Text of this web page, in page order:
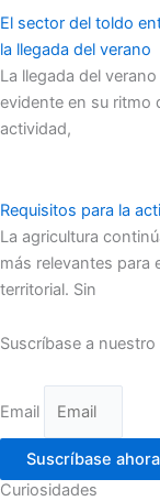
El sector del toldo
la llegada del verano
La llegada del
evidente en su ritmo
actividad,
Requisitos para la
La agricultura
más relevantes para
territorial. Sin
Suscríbase a
Email
Suscríbase ahora
Curiosidades